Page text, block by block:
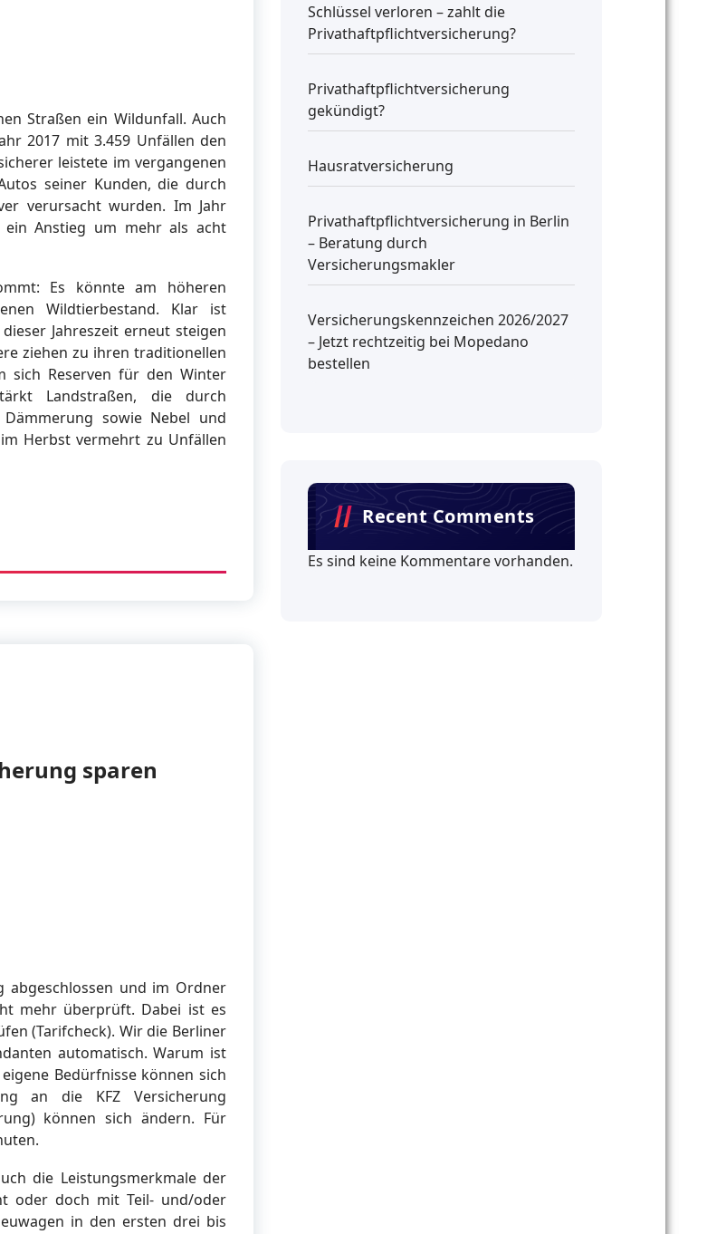
Straßen ein Wildunfall. Auch
2017 mit 3.459 Unfällen den
leistete im vergangenen
seiner Kunden, die durch
verursacht wurden. Im Jahr
Anstieg um mehr als acht
Es könnte am höheren
Wildtierbestand. Klar ist
Jahreszeit erneut steigen
ziehen zu ihren traditionellen
sich Reserven für den Winter
Landstraßen, die durch
sowie Nebel und
Herbst vermehrt zu Unfällen
sparen
abgeschlossen und im Ordner
mehr überprüft. Dabei ist es
(Tarifcheck). Wir die Berliner
automatisch. Warum ist
Bedürfnisse können sich
an die KFZ Versicherung
können sich ändern. Für
die Leistungsmerkmale der
oder doch mit Teil- und/oder
in den ersten drei bis
Schlüssel verloren – zahlt die
Privathaftpflichtversicherung?
Privathaftpflichtversicherung
gekündigt?
Hausratversicherung
Privathaftpflichtversicherung in Berlin
– Beratung durch
Versicherungsmakler
Versicherungskennzeichen 2026/2027
– Jetzt rechtzeitig bei Mopedano
bestellen
Recent Comments
Es sind keine Kommentare vorhanden.